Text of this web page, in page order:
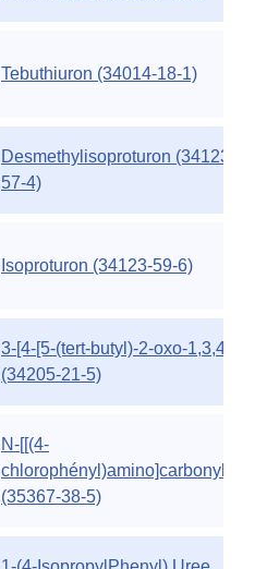
Tebuthiuron (34014-18-1)
Desmethylisoproturon (34123-
57-4)
Isoproturon (34123-59-6)
3-[4-[5-(tert-butyl)-2-oxo-1,3,4
(34205-21-5)
N-[[(4-
chlorophényl)amino]carbonyl]-2
(35367-38-5)